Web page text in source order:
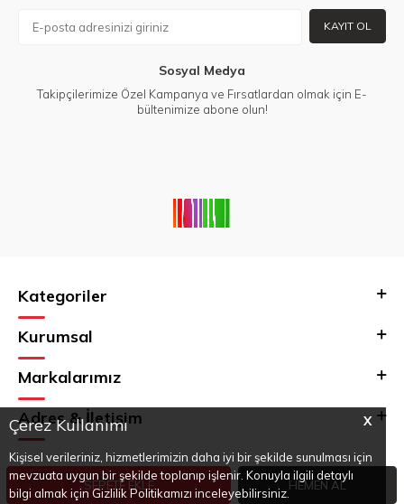
X
Çerez Kullanımı
Kişisel verileriniz, hizmetlerimizin daha iyi bir şekilde sunulması için
mevzuata uygun bir şekilde toplanıp işlenir. Konuyla ilgili detaylı
bilgi almak için Gizlilik Politikamızı inceleyebilirsiniz.
SEPETE EKLE HEMEN AL
KAYIT OL
Sosyal Medya
Takipçilerimize Özel Kampanya ve Fırsatlardan olmak için E-
bültenimize abone olun!
Kategoriler
Kurumsal
Markalarımız
Adres & İletişim
T -SoftE-TicaretSistemleriyle Hazırlanmıştır.